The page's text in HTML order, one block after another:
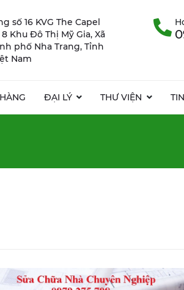
ĐẠI LÝ THƯ VIỆN
số 16 KVG The Capel
Khu Đô Thị Mỹ Gia, Xã
phố Nha Trang, Tỉnh
Nam